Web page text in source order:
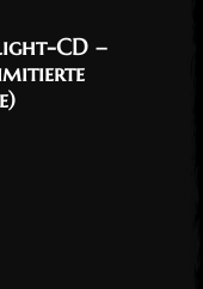
CD –